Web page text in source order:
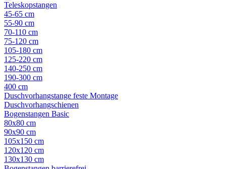
Teleskopstangen
45-65 cm
55-90 cm
70-110 cm
75-120 cm
105-180 cm
125-220 cm
140-250 cm
190-300 cm
400 cm
Duschvorhangstange feste Montage
Duschvorhangschienen
Bogenstangen Basic
80x80 cm
90x90 cm
105x150 cm
120x120 cm
130x130 cm